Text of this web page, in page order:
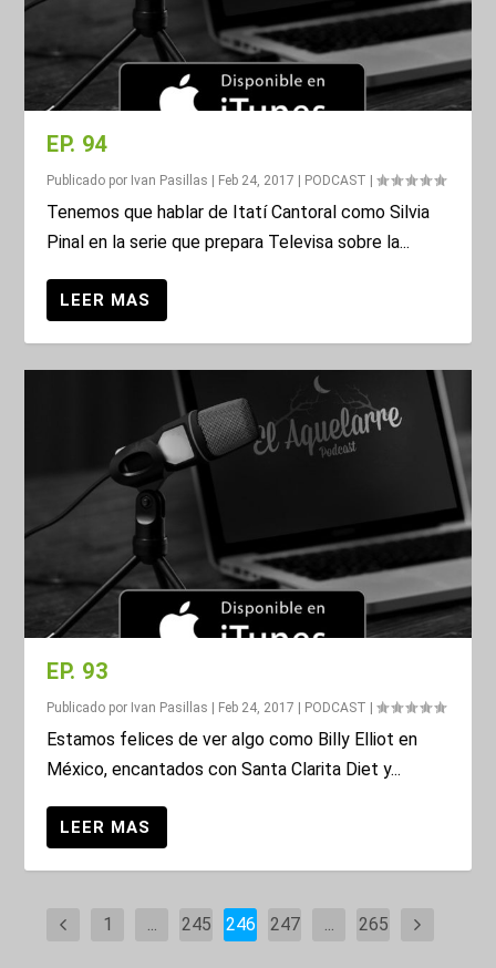
EP. 94
Publicado por Ivan Pasillas Feb 24, 2017 PODCAST |
Tenemos que hablar de Itatí Cantoral como Silvia
Pinal en la serie que prepara Televisa sobre la...
EP. 93
Publicado por Ivan Pasillas Feb 24, 2017 PODCAST |
Estamos felices de ver algo como Billy Elliot en
México, encantados con Santa Clarita Diet y...
1 ... 245 246 247 ... 265